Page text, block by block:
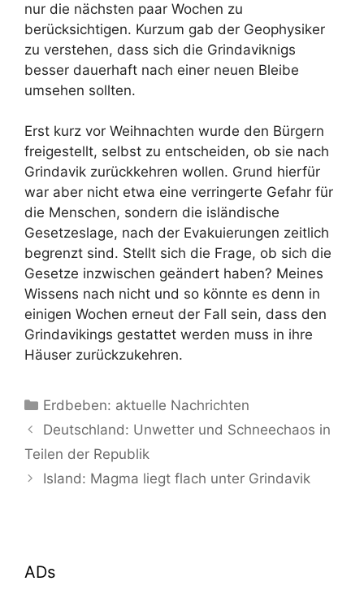
nur die nächsten paar Wochen zu
berücksichtigen. Kurzum gab der Geophysiker
zu verstehen, dass sich die Grindaviknigs
besser dauerhaft nach einer neuen Bleibe
umsehen sollten.
Erst kurz vor Weihnachten wurde den Bürgern
freigestellt, selbst zu entscheiden, ob sie nach
Grindavik zurückkehren wollen. Grund hierfür
war aber nicht etwa eine verringerte Gefahr für
die Menschen, sondern die isländische
Gesetzeslage, nach der Evakuierungen zeitlich
begrenzt sind. Stellt sich die Frage, ob sich die
Gesetze inzwischen geändert haben? Meines
Wissens nach nicht und so könnte es denn in
einigen Wochen erneut der Fall sein, dass den
Grindavikings gestattet werden muss in ihre
Häuser zurückzukehren.
Kategorien
Erdbeben: aktuelle Nachrichten
Deutschland: Unwetter und Schneechaos in
Teilen der Republik
Island: Magma liegt flach unter Grindavik
ADs